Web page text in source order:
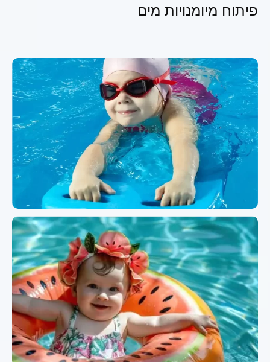
פיתוח מיומנויות מים